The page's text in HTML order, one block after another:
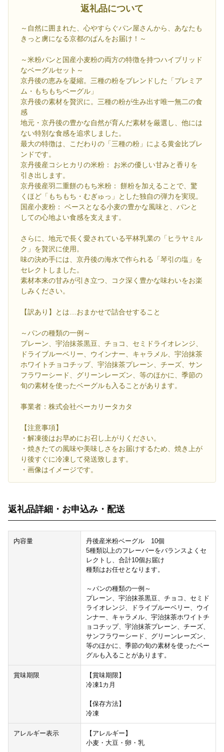
返礼品について
～自然に囲まれた、心やすらぐパン屋さんから、あなたも
きっと虜になる京都のぱんをお届け！～
～米粉パンと国産小麦粉の両方の特徴を持つハイブリッド
なベーグルセット～
京丹後の恵みを凝縮。三種の粉をブレンドした「プレミア
ム・もちもちベーグル」
京丹後の素材を贅沢に。三種の粉が生み出す唯一無二の食
感
地元・京丹後の豊かな自然が育んだ素材を厳選し、他には
ない特別な食感を追求しました。
最大の特徴は、こだわりの「三種の粉」による黄金比ブレ
ンドです。
京丹後産コシヒカリの米粉： お米の優しい甘みと香りを
引き出します。
京丹後産羽二重餅のもち米粉： 餅粉を加えることで、驚
くほど「もちもち・むぎゅっ」とした独自の弾力を実現。
国産小麦粉： ベースとなる小麦の豊かな風味と、パンと
しての心地よい食感を支えます。
さらに、地元で長く愛されている平林乳業の「ヒラヤミル
ク」を贅沢に使用。
味の決め手には、京丹後の海水で作られる「琴引の塩」を
セレクトしました。
素材本来の甘みが引き立つ、コク深く豊かな味わいをお楽
しみください。
【訳あり】とは…おまかせで詰合せすること
～パンの種類の一例～
プレーン、宇治抹茶黒豆、チョコ、セミドライオレンジ、
ドライブルーベリー、ウインナー、キャラメル、宇治抹茶
ホワイトチョコチップ、宇治抹茶プレーン、チーズ、サン
フラワーシード、グリーンレーズン、等のほかに、季節の
旬の素材を使ったベーグルも入ることがあります。
事業者：株式会社ベーカリータカタ
【注意事項】
・解凍後はお早めにお召し上がりください。
・焼きたての風味や美味しさをお届けするため、焼き上が
り後すぐに冷凍して発送致します。
・画像はイメージです。
返礼品詳細・お申込み・配送
内容量
丹後産米粉ベーグル 10個
5種類以上のフレーバーをバランスよくセ
レクトし、合計10個お届け
種類はお任せとなります。
～パンの種類の一例～
プレーン、宇治抹茶黒豆、チョコ、セミド
ライオレンジ、ドライブルーベリー、ウイ
ンナー、キャラメル、宇治抹茶ホワイトチ
ョコチップ、宇治抹茶プレーン、チーズ、
サンフラワーシード、グリーンレーズン、
等のほかに、季節の旬の素材を使ったベー
グルも入ることがあります。
賞味期限
【賞味期限】
冷凍1カ月
【保存方法】
冷凍
アレルギー表示
【アレルギー】
小麦・大豆・卵・乳